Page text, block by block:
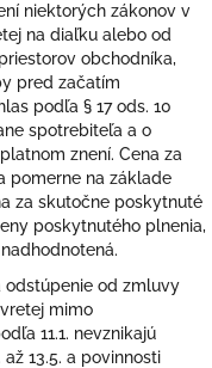
niektorých zákonov v
na diaľku alebo od
obchodníka,
pred začatím
podľa § 17 ods. 10
spotrebiteľa a o
znení. Cena za
pomerne na základe
za skutočne poskytnuté
poskytnutého plnenia,
odstúpenie od zmluvy
mimo
11.1. nevznikajú
13.5. a povinnosti